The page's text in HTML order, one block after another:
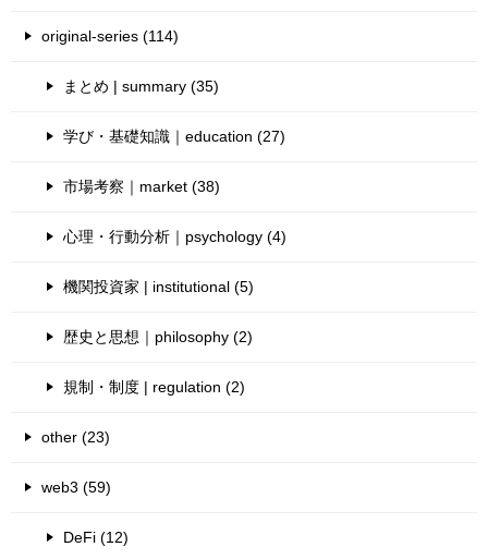
original-series (114)
まとめ | summary (35)
学び・基礎知識｜education (27)
市場考察｜market (38)
心理・行動分析｜psychology (4)
機関投資家 | institutional (5)
歴史と思想｜philosophy (2)
規制・制度 | regulation (2)
other (23)
web3 (59)
DeFi (12)